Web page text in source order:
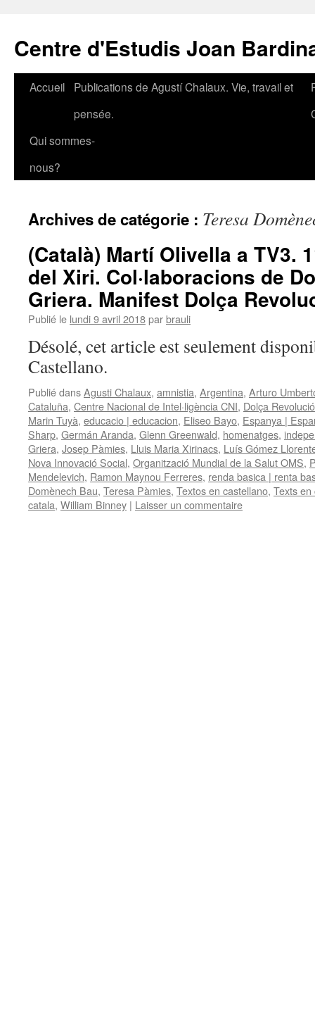
contenu
Centre d'Estudis Joan
Accueil
Publications de Agustí Chalaux. Vie, travail et
pensée.
Qui sommes-
nous?
Archives de catégorie : Teresa
(Català) Martí Olivella a TV3.
del Xiri. Col·laboracions de
Griera. Manifest Dolça
Publié le lundi 9 avril 2018parbrauli
Désolé, cet article est seulement
Castellano.
Publié dansAgusti Chalaux, amnistia, Argentina, Arturo
Cataluña, Centre Nacional de Intel·ligència CNI, Dolça
Marin Tuyà, educacio | educacion, Eliseo Bayo, Espanya |
Sharp, Germán Aranda, Glenn Greenwald, homenatges,
Griera, Josep Pàmies, Lluis Maria Xirinacs, Luís Gómez
Nova Innovació Social, Organització Mundial de la Salut OMS,
Mendelevich, Ramon Maynou Ferreres, renda basica | renta
Domènech Bau, Teresa Pàmies, Textos en castellano, Texts en
catala, William Binney | Laisser un commentaire